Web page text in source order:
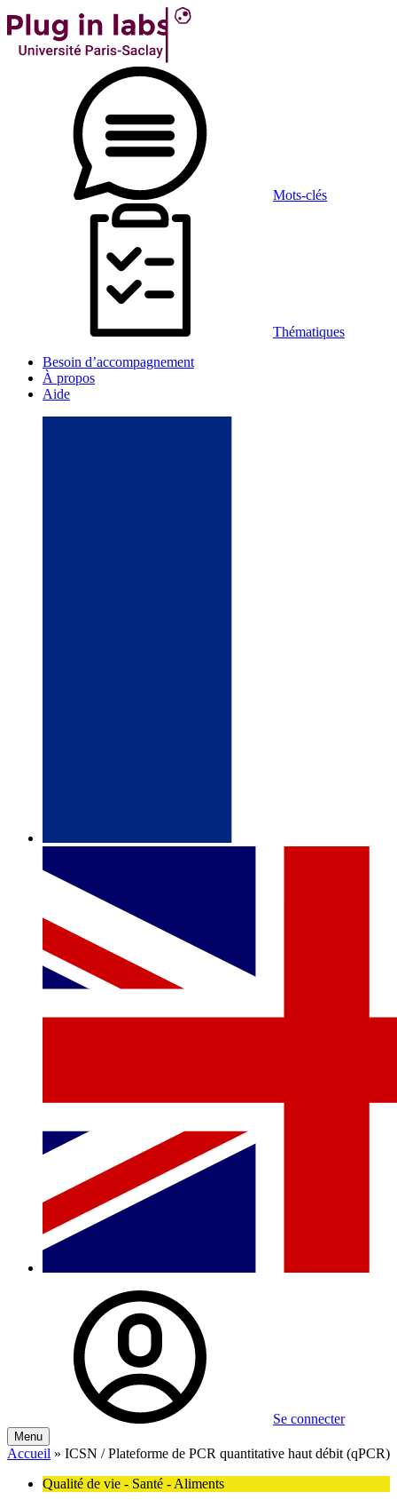
Mots-clés
Thématiques
Besoin d’accompagnement
À propos
Aide
Se connecter
Menu
Accueil » ICSN / Plateforme de PCR quantitative haut débit (qPCR)
Qualité de vie - Santé - Aliments